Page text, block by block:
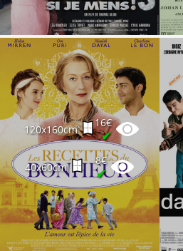
120x160cm
16€
✔
40x60cm
8€
✔